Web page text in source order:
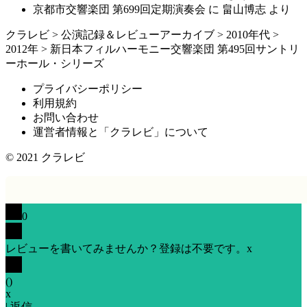
京都市交響楽団 第699回定期演奏会 に 畠山博志 より
クラレビ > 公演記録＆レビューアーカイブ > 2010年代 >
2012年 > 新日本フィルハーモニー交響楽団 第495回サントリ
ーホール・シリーズ
プライバシーポリシー
利用規約
お問い合わせ
運営者情報と「クラレビ」について
© 2021 クラレビ
0
レビューを書いてみませんか？登録は不要です。 x
()
x